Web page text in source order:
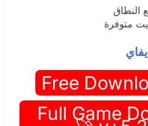
النطاق
Free
🚀 Full Game